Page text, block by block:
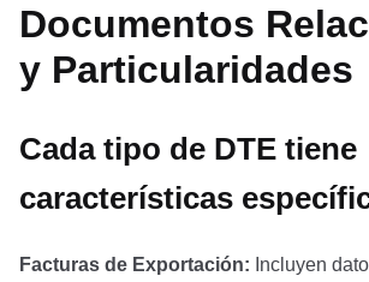
Documentos
y Particularidades
Cada tipo de DTE tiene
características
Facturas de Exportación: Incluyen